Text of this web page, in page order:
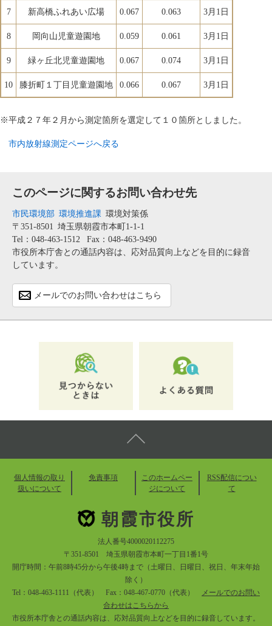
7 新高橋ふれあい広場 0.067 0.063 3月1日
8 岡向山児童遊園地 0.059 0.061 3月1日
9 緑ヶ丘北児童遊園地 0.067 0.074 3月1日
10 膝折町１丁目児童遊園地 0.066 0.067 3月1日
※平成２７年２月から測定箇所を選定して１０箇所としました。
市内放射線測定ページへ戻る
このページに関するお問い合わせ先
市民環境部 環境推進課 環境対策係
〒351-8501 埼玉県朝霞市本町1-1-1
Tel：048-463-1512
Fax：048-463-9490
市役所本庁舎との通話内容は、応対品質向上などを目的に録音
しています。
メールでのお問い合わせはこちら
個人情報の取り
扱いについて
免責事項
このホームペー
ジについて
RSS配信につい
て
朝霞市役所
法人番号4000020112275
〒351-8501 埼玉県朝霞市本町一丁目1番1号
開庁時間：午前8時45分から午後4時まで（土曜日、日曜日、祝日、年末年始
除く）
Tel：048-463-1111（代表） Fax：048-467-0770（代表）
メールでのお問い
合わせはこちらから
市役所本庁舎との通話内容は、応対品質向上などを目的に録音しています。